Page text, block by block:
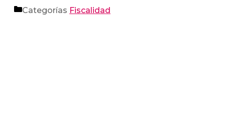
Categorías Fiscalidad